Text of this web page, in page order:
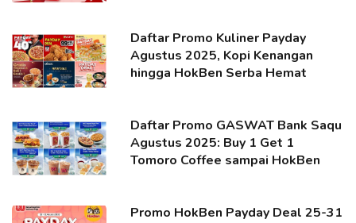
Daftar Promo Kuliner Payday
Agustus 2025, Kopi Kenangan
hingga HokBen Serba Hemat
Daftar Promo GASWAT Bank Saqu
Agustus 2025: Buy 1 Get 1
Tomoro Coffee sampai HokBen
Promo HokBen Payday Deal 25-31